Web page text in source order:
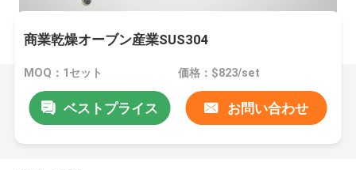
商業乾燥オーブン産業SUS304
MOQ：1セット 価格：$823/set
ベストプライス お問い合わせ